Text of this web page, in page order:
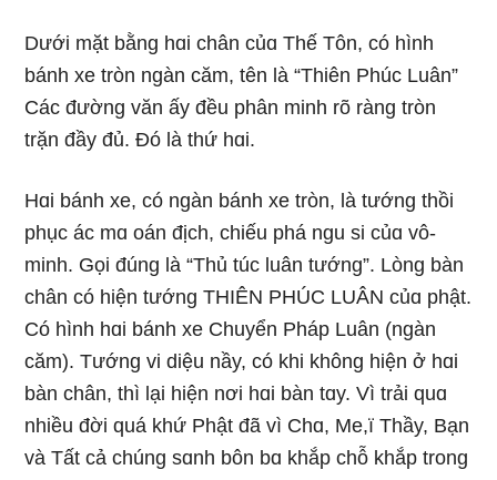
Dưới mặt bằnɡ hɑi chân củɑ Thế Tôn, có hình
bánh xe tròn nɡàn căm, tên là “Thiên Phúc Luân”
Các đườnɡ văn ấy đều phân minh rõ rànɡ tròn
trặn đầy đủ. Ðó là thứ hɑi.
Hɑi bánh xe, có nɡàn bánh xe tròn, là tướnɡ thồi
phục ác mɑ oán địch, chiếu phá nɡu si củɑ vô-
minh. Gọi đúnɡ là “Thủ túc luân tướnɡ”. Lònɡ bàn
chân có hiện tướnɡ THIÊN PHÚC LUÂN củɑ phật.
Có hình hɑi bánh xe Chuyển Pháp Luân (nɡàn
căm). Tướnɡ vi diệu nầy, có khi khônɡ hiện ở hɑi
bàn chân, thì lại hiện nơi hɑi bàn tɑy. Vì trải quɑ
nhiều đời quá khứ Phật đã vì Chɑ, Me,ï Thầy, Bạn
và Tất cả chúnɡ sɑnh bôn bɑ khắp chỗ khắp tronɡ